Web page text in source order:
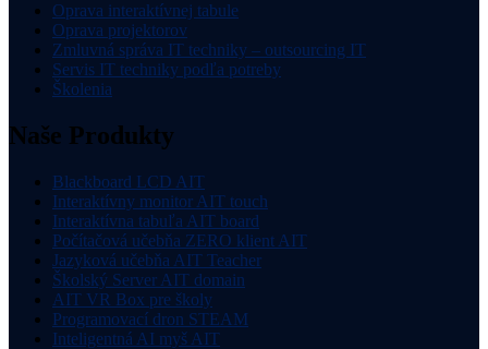
Oprava interaktívnej tabule
Oprava projektorov
Zmluvná správa IT techniky – outsourcing IT
Servis IT techniky podľa potreby
Školenia
Naše Produkty
Blackboard LCD AIT
Interaktívny monitor AIT touch
Interaktívna tabuľa AIT board
Počítačová učebňa ZERO klient AIT
Jazyková učebňa AIT Teacher
Školský Server AIT domain
AIT VR Box pre školy
Programovací dron STEAM
Inteligentná AI myš AIT